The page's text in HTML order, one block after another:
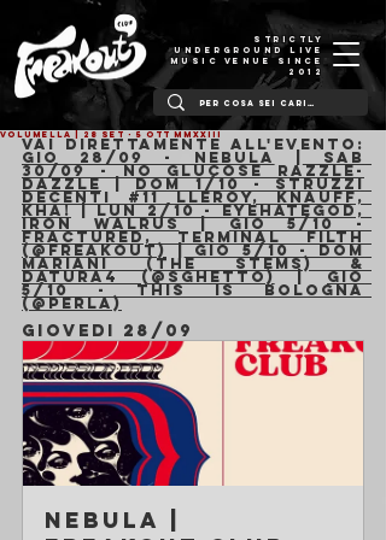
STRICTLY
UNDERGROUND LIVE
MUSIC VENUE SINCE
2012
VOLUMELLA | 28 Set - 5 Ott MMXXIII
Vai direttamente all'evento:
Gio 28/09 - Nebula Sab
30/09 - No Glucose Razzle-
Dazzle | Dom 1/10 - Struzzi
Decenti #11 Lleroy, kNauff,
Kha! | Lun 2/10 - Eyehategod,
Iron Walrus | Gio 5/10 -
Fractured, Terminal Filth
(@Freakout) | Gio 5/10 - Dom
Mariani (the Stems) &
Datura4 (@Sghetto) | Gio
5/10 - This is Bologna
(@Perla)
GIOVEDI 28/09
Nebula |